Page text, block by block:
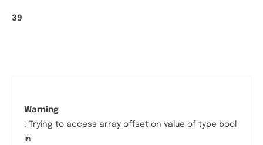
39
Warning
: Trying to access array offset on value of type bool
in